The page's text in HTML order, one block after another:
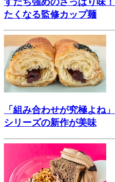
たくなる監修カップ麺
「組み合わせが究極よね
シリーズの新作が美味